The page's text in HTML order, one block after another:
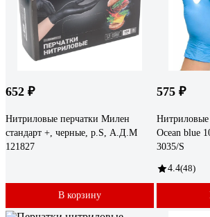
652 ₽
Нитриловые перчатки Милен
стандарт +, черные, р.S, А.Д.М
121827
В корзину
575 ₽
Нитриловые
Ocean blue
3035/S
4.4(48)